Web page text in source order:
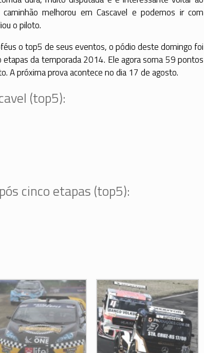
melhorou em Cascavel e podemos ir com
o piloto.
o top5 de seus eventos, o pódio deste domingo foi
da temporada 2014. Ele agora soma 59 pontos
A próxima prova acontece no dia 17 de agosto.
(top5):
cinco etapas (top5):